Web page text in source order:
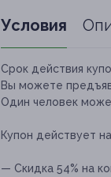
Условия
Срок действия
Вы можете
Один человек
Купон действует
— Скидка 54% на